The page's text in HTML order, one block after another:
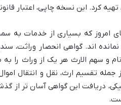
تهیه کرد. این نسخه چاپی، اعتبار
امروز که بسیاری از خدمات به
اند. گواهی انحصار وراثت،
و سهم الارث هر یک از وراث را به
جمله تقسیم ارث، نقل و انتقال
دریافت این گواهی آسان تر